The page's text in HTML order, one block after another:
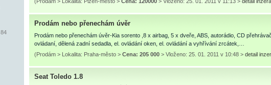
84
Prodám nebo přenechám úvěr
Prodám nebo přenechám úvěr-Kia sorento ,8 x airbag, 5 x dveře, ABS, autorádio, CD
ovládaní, dělená zadní sedadla, el. ovládání oken, el. ovládání a vyhřívání zrcátek,…
(Prodám > Lokalita: Praha-město > Cena: 205 000 > Vloženo: 25. 01. 2011 v 10:48 > detail
Seat Toledo 1.8